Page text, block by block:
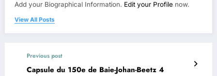
Add your Biographical Information. Edit your Profile now.
View All Posts
Previous post
Capsule du 150e de Baie-Johan-Beetz 4